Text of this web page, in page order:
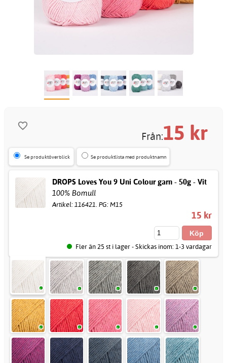
Från:15 kr
Se produktöverblick Se produktlista med produktnamn
DROPS Loves You 9 Uni Colour garn - 50g - Vit
100% Bomull
Artikel: 116421. PG: M15
15 kr
Fler än 25 st i lager - Skickas inom: 1-3 vardagar